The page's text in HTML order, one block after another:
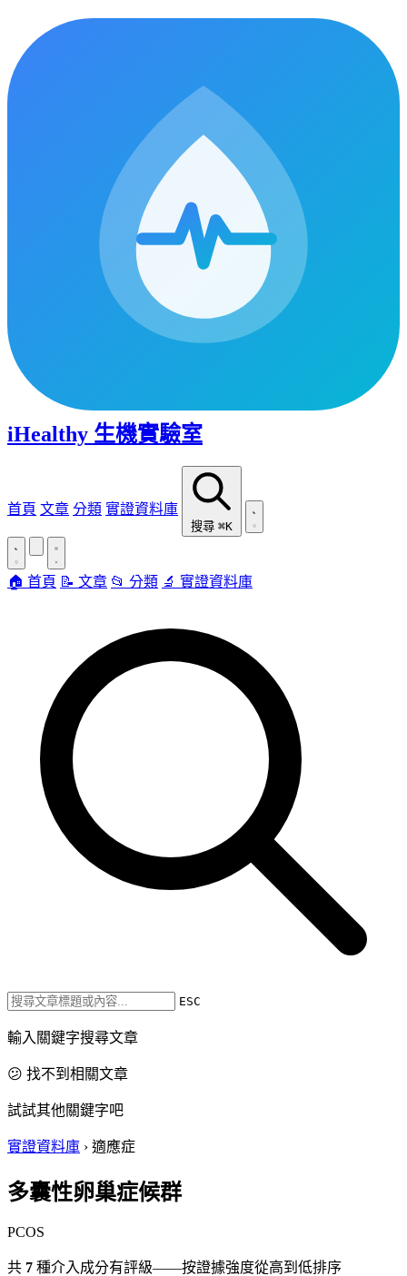
iHealthy 生機實驗室
首頁 文章 分類 實證資料庫
搜尋 ⌘K
🏠 首頁 📝 文章 📂 分類 🔬 實證資料庫
ESC
輸入關鍵字搜尋文章
😕 找不到相關文章
試試其他關鍵字吧
實證資料庫 › 適應症
多囊性卵巢症候群
PCOS
共 7 種介入成分有評級——按證據強度從高到低排序